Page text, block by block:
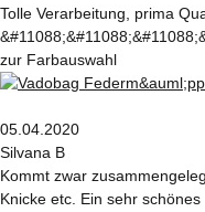
Tolle Verarbeitung, prima
zur Farbauswahl
05.04.2020
Silvana B
Kommt zwar
Knicke etc. Ein sehr